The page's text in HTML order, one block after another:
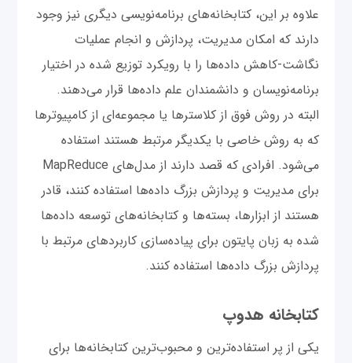
علاوه بر این، کتابخانه‌های برنامه‌نویسی دیگری نیز وجود
دارند که امکان مدیریت، پردازش و انجام عملیات
نگاشت-کاهش داده‌ها را با رویکرد توزیع شده در اختیار
برنامه‌نویسان و دانشمندان علم داده‌ها قرار می‌دهند.
البته در روش فوق از کلاسترها یا مجموعه‌ای از کامپیوترها
که به روش خاصی با یکدیگر مرتبط هستند استفاده
می‌شود. افرادی که قصد دارند از مدل‌های MapReduce
برای مدیریت و پردازش بزرگ داده‌ها استفاده کنند، قادر
هستند از ابزارها، بسته‌ها و کتابخانه‌های توسعه داده‌ها
شده به زبان پایتون برای پیاده‌سازی کاربردهای مرتبط با
پردازش بزرگ داده‌ها استفاده کنند.
کتابخانه هدوپ
یکی از پر استفاده‌ترین و محبوب‌ترین کتابخانه‌ها برای